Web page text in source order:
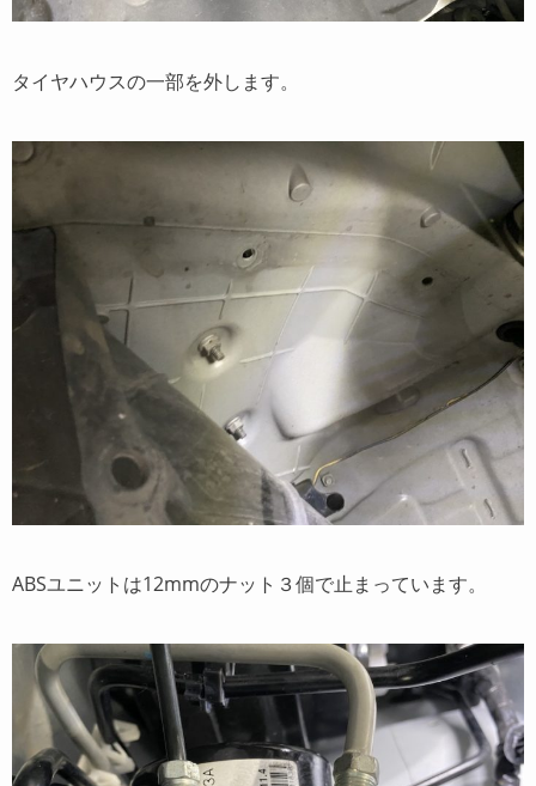
タイヤハウスの一部を外します。
ABSユニットは12mmのナット３個で止まっています。